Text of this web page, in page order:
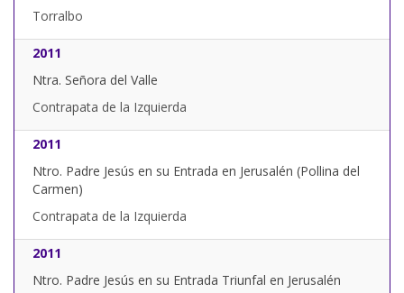
Torralbo
2011
Ntra. Señora del Valle
Contrapata de la Izquierda
2011
Ntro. Padre Jesús en su Entrada en Jerusalén (Pollina del
Carmen)
Contrapata de la Izquierda
2011
Ntro. Padre Jesús en su Entrada Triunfal en Jerusalén